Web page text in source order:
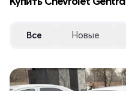
Все Новые